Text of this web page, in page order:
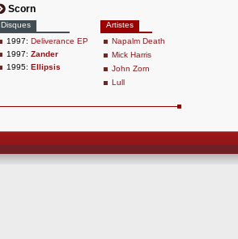
Scorn
Disques
1997: Deliverance EP
1997: Zander
1995: Ellipsis
Artistes
Napalm Death
Mick Harris
John Zorn
Lull